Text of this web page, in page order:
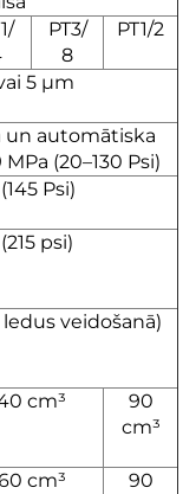
PT3/
8
PT1/2
5 µm
automātiska
(20–130 Psi)
Psi)
psi)
ledus veidošanā)
cm³
90
cm³
cm³
90